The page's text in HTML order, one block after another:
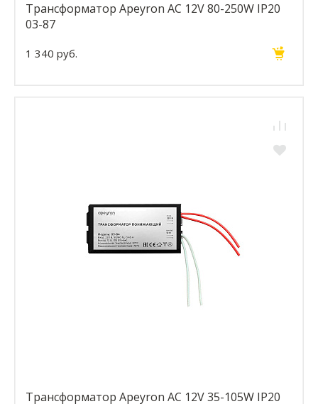
Трансформатор Apeyron AC 12V 80-250W IP20
03-87
1 340 руб.
Трансформатор Apeyron AC 12V 35-105W IP20